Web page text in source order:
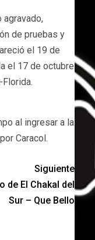
de pruebas y
el 19 de
el 17 de octubre
Florida.
al ingresar a la
Caracol.
Siguiente
de El Chakal del
Sur – Que Bello